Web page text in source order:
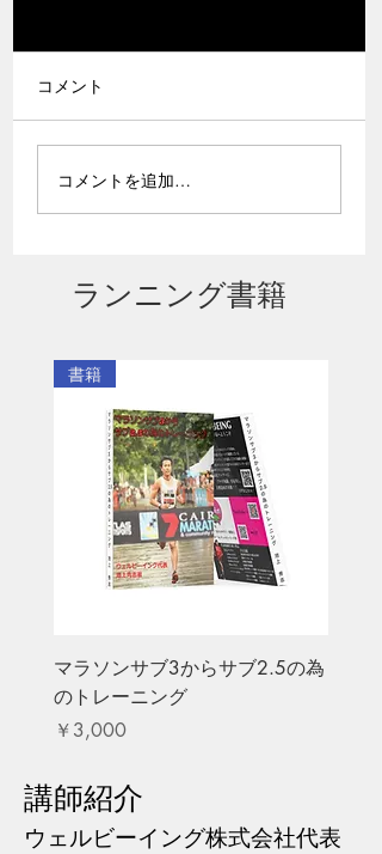
有料会員プランの紹介
ページリニューアルし
コメント
コメントを追加…
ランニング書籍
書籍
マラソンサブ3からサブ2.5の為
のトレーニング
価格
￥3,000
講師紹介
​ウェルビーイング株式会社代表